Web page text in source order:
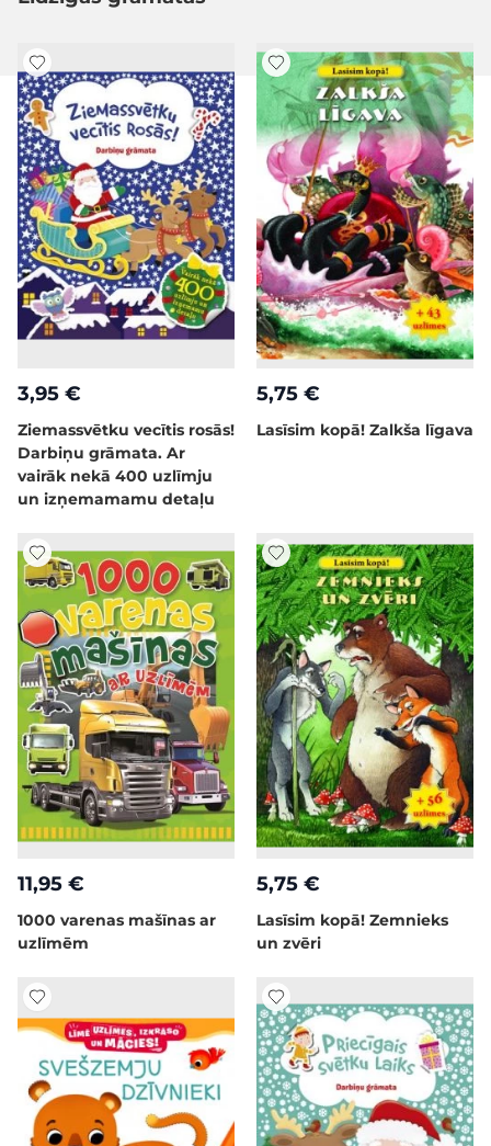
3,95 €
Ziemassvētku vecītis rosās!
Darbiņu grāmata. Ar
vairāk nekā 400 uzlīmju
un izņemamamu detaļu
5,75 €
Lasīsim kopā! Zalkša līgava
11,95 €
1000 varenas mašīnas ar
uzlīmēm
5,75 €
Lasīsim kopā! Zemnieks
un zvēri